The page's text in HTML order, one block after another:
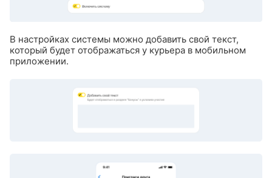
В настройках системы можно добавить свой текст,
который будет отображаться у курьера в мобильном
приложении.